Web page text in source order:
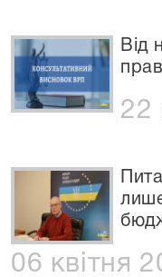
Від
22
06 квітня